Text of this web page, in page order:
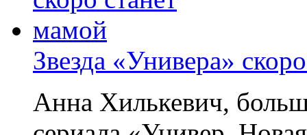
Звезда «Универа»
Анна Хилькевич,